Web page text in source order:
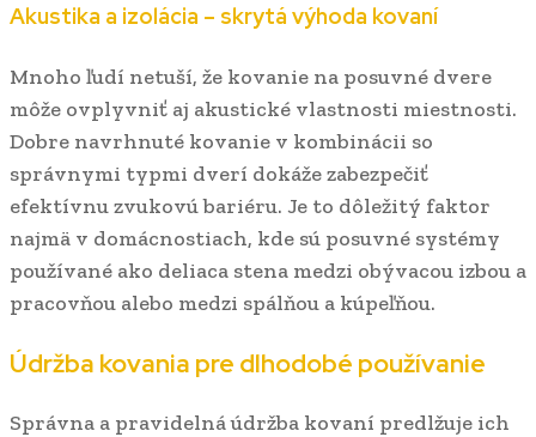
Akustika a izolácia – skrytá výhoda kovaní
Mnoho ľudí netuší, že kovanie na posuvné dvere
môže ovplyvniť aj akustické vlastnosti miestnosti.
Dobre navrhnuté kovanie v kombinácii so
správnymi typmi dverí dokáže zabezpečiť
efektívnu zvukovú bariéru. Je to dôležitý faktor
najmä v domácnostiach, kde sú posuvné systémy
používané ako deliaca stena medzi obývacou izbou a
pracovňou alebo medzi spálňou a kúpeľňou.
Údržba kovania pre dlhodobé používanie
Správna a pravidelná údržba kovaní predlžuje ich